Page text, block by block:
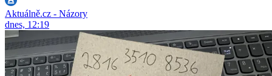
Aktuálně.cz - Názory
dnes, 12:19